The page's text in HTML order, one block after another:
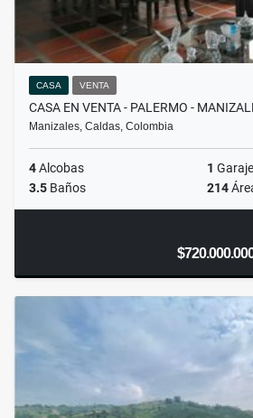
CASA VENTA
CASA EN VENTA - PALERMO -
Manizales, Caldas, Colombia
4Alcobas 1 Garaje
3.5 Baños 214